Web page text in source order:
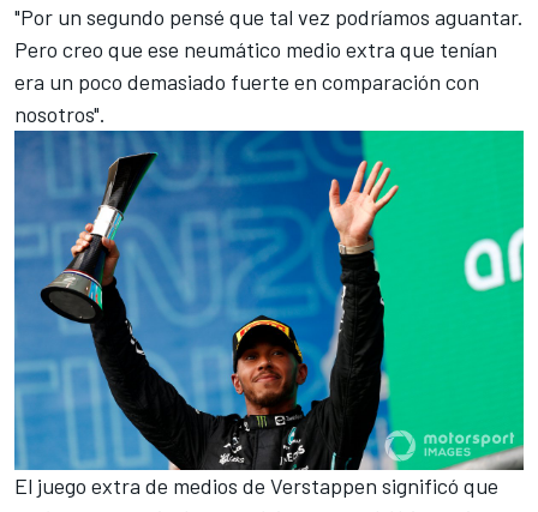
"Por un segundo pensé que tal vez podríamos aguantar.
Pero creo que ese neumático medio extra que tenían
era un poco demasiado fuerte en comparación con
nosotros".
El juego extra de medios de Verstappen significó que